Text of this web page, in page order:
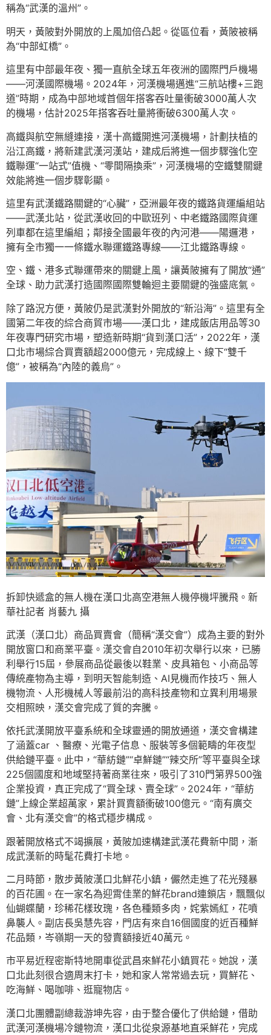
稱為“武漢的溫州”。
明天，黃陂對外開放的上風加倍凸起。從區位看，黃陂被稱
為“中部虹橋”。
這里有中部最年夜、獨一直航全球五年夜洲的國際門戶機場
——河漢國際機場。2024年，河漢機場邁進“三航站樓+三跑
道”時期，成為中部地域首個年搭客吞吐量衝破3000萬人次
的機場，估計2025年搭客吞吐量將衝破6300萬人次。
高鐵與航空無縫連接，漢十高鐵開進河漢機場，計劃扶植的
沿江高鐵，將新建武漢河漢站，建成后將進一個步驟強化空
鐵聯運“一站式”值機、“零間隔換乘”，河漢機場的空鐵雙關鍵
效能將進一個步驟彰顯。
這里有武漢鐵路關鍵的“心臟”，亞洲最年夜的鐵路貨運編組站
——武漢北站，從武漢收回的中歐班列、中老鐵路國際貨運
列車都在這里編組；鄰接全國最年夜的內河港——陽邏港，
擁有全市獨一一條鐵水聯運鐵路專線——江北鐵路專線。
空、鐵、港多式聯運帶來的關鍵上風，讓黃陂擁有了開放“通”
全球、助力武漢打造國際國際雙輪迴主要關鍵的強盛底氣。
除了路況方便，黃陂仍是武漢對外開放的“新沿海”。這里有全
國第二年夜的綜合商貿市場——漢口北，建成飯店用品等30
年夜專門研究市場，塑造新時期“貨到漢口活”，2022年，漢
口北市場綜合買賣額超2000億元，完成線上、線下“雙千
億”，被稱為“內陸的義烏”。
拆卸快遞盒的無人機在漢口北高空港無人機停機坪騰飛。新
華社記者 肖藝九 攝
武漢（漢口北）商品買賣會（簡稱“漢交會”）成為主要的對外
開放窗口和商業平臺。漢交會自2010年初次舉行以來，已勝
利舉行15屆，參展商品從最後以鞋業、皮具箱包、小商品等
傳統產物為主導，到明天智能制造、AI見機而作技巧、無人
機物流、人形機械人等最前沿的高科技產物和立異利用場景
交相照映，漢交會完成了質的奔騰。
依托武漢開放平臺系統和全球靈通的開放通道，漢交會構建
了涵蓋car 、醫療、光電子信息、服裝等多個範疇的年夜型
供給鏈平臺。此中，“華紡鏈”“卓鮮鏈”“辣交所”等平臺與全球
225個國度和地域堅持著商業往來，吸引了310門第界500強
企業投資，真正完成了“買全球、賣全球”。2024年，“華紡
鏈”上線企業超萬家，累計買賣額衝破100億元。“南有廣交
會、北有漢交會”的格式穩步構成。
跟著開放格式不竭擴展，黃陂加速構建武漢花費新中間，漸
成武漢新的時髦花費打卡地。
二月時節，散步黃陂漢口北鮮花小鎮，儼然走進了花光殘暴
的百花圃。在一家名為迎霄佳業的鮮花brand連鎖店，飄飄似
仙蝴蝶蘭，珍稀花樣玫瑰，各色種類多肉，姹紫嫣紅，花噴
鼻襲人。副店長吳慧先容，門店有來自16個國度的近百種鮮
花品類，岑嶺期一天的發賣額接近40萬元。
市平易近程密斯特地開車從武昌來鮮花小鎮買花。她說，漢
口北此刻很合適周末打卡，她和家人常常過去玩，買鮮花、
吃海鮮、喝咖啡、逛寵物店。
漢口北團體副總裁游坤先容，由于整合優化了供給鏈，借助
武漢河漢機場冷鏈物流，漢口北從泉源基地直采鮮花，完成